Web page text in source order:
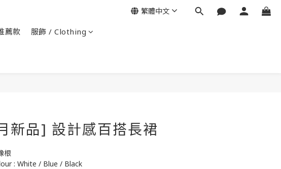
薦款 服飾 / Clothing
繁體中文
新品] 設計感百搭長裙
根
: White / Blue / Black